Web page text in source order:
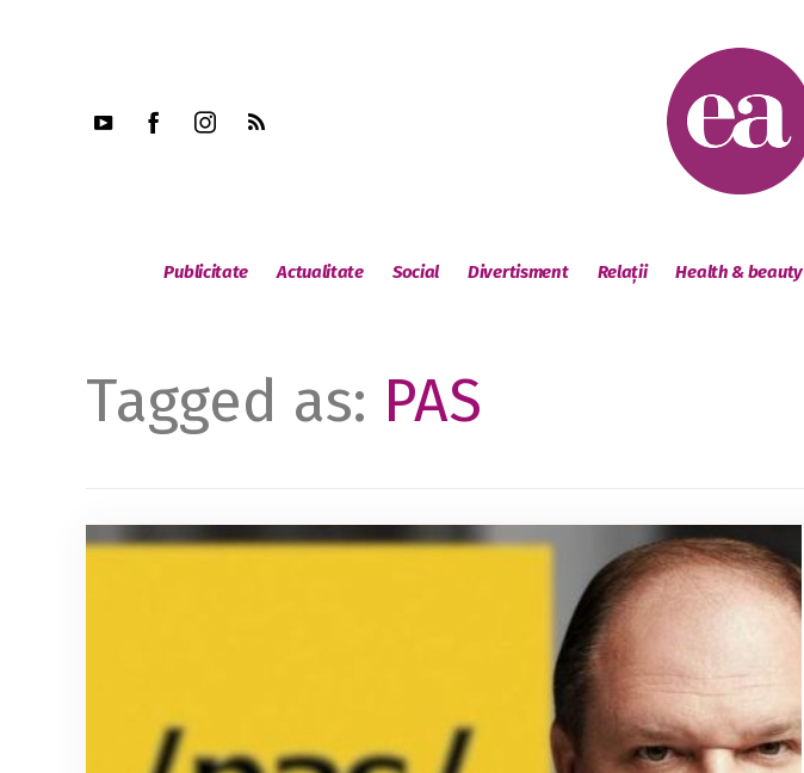
Publicitate Actualitate Social Divertisment Relații Health & beauty
Tagged as: PAS